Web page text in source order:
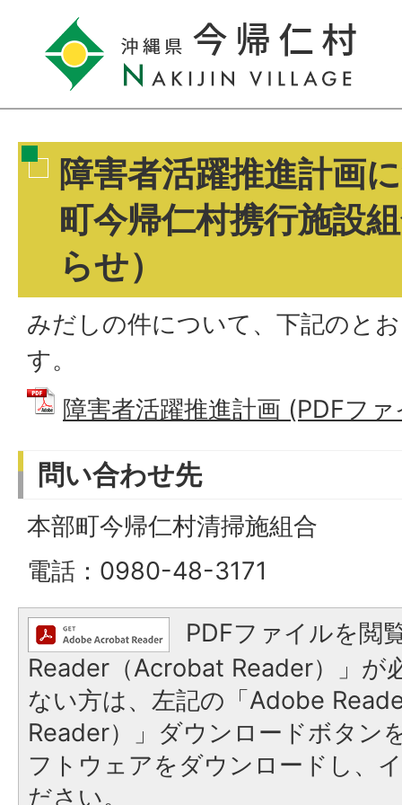
障害者活躍推進計画
町今帰仁村携行施設
らせ）
みだしの件について、下記のと
す。
障害者活躍推進計画 (PDFフ
問い合わせ先
本部町今帰仁村清掃施組合
電話：0980-48-3171
PDFファイルを閲
Reader（Acrobat Reader）」が
ない方は、左記の「Adobe
Reader）」ダウンロードボタン
フトウェアをダウンロードし、
ださい。